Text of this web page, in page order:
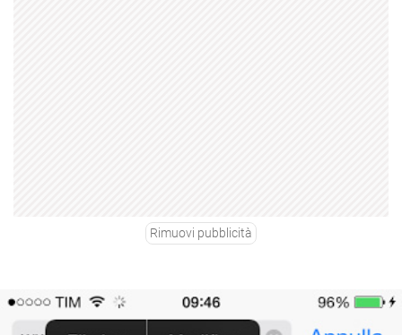
Rimuovi pubblicità